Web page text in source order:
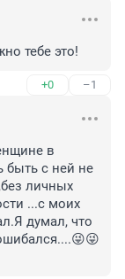
тебе это!
+0 –1
в
быть с ней не
личных
...с моих
думал, что